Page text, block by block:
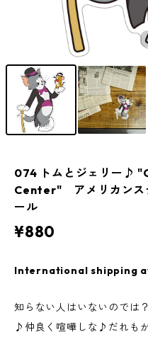
074 トムとジェリー♪
Center" アメリカン
ール
¥880
International shipping
知らない人はいないのでは
♪仲良く喧嘩しな♪だれも